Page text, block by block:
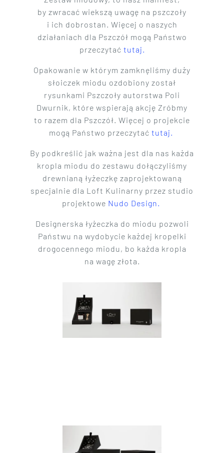
by zwracać wiekszą uwagę na pszczoły
i ich dobrostan. Więcej o naszych
działaniach dla Pszczół mogą Państwo
przeczytać tutaj.
Opakowanie w którym zamknęliśmy duży
słoiczek miodu ozdobiony został
rysunkami Pszczoły autorstwa Poli
Dwurnik, które wspierają akcję Zróbmy
to razem dla Pszczół. Więcej o projekcie
mogą Państwo przeczytać tutaj.
By podkreślić jak ważna jest dla nas każda
kropla miodu do zestawu dołączyliśmy
drewnianą łyżeczkę zaprojektowaną
specjalnie dla Loft Kulinarny przez studio
projektowe Nudo Design.
Designerska łyżeczka do miodu pozwoli
Państwu na wydobycie każdej kropelki
drogocennego miodu, bo każda kropla
na wagę złota.